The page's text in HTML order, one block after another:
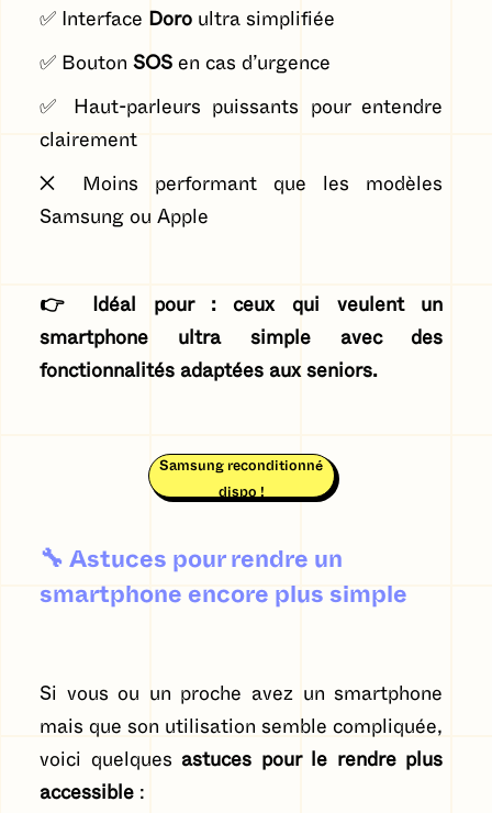
✅ Interface Doro ultra simplifiée
✅ Bouton SOS en cas d’urgence
✅ Haut-parleurs puissants pour entendre
clairement
❌ Moins performant que les modèles
Samsung ou Apple
👉 Idéal pour : ceux qui veulent un
smartphone ultra simple avec des
fonctionnalités adaptées aux seniors.
Samsung reconditionné
dispo !
🔧 Astuces pour rendre un
smartphone encore plus simple
Si vous ou un proche avez un smartphone
mais que son utilisation semble compliquée,
voici quelquesastuces pour le rendre plus
accessible :